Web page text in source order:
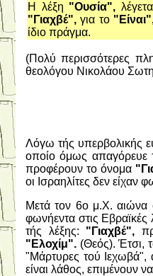
Η λέξη "Ουσία",
"Γιαχβέ", για το
ίδιο πράγμα.
(Πολύ περισσότερες
θεολόγου Νικολάου
Λόγω τής υπερβολικής
οποίο όμως απαγόρευε
προφέρουν το όνομα
οι Ισραηλίτες δεν
Μετά τον 6ο μ.Χ. αιώνα
φωνήεντα στις Εβραϊκές
τής λέξης: "Γιαχβέ",
"Ελοχίμ". (Θεός). Έτσι,
"Μάρτυρες τού Ιεχωβά",
είναι λάθος, επιμένουν